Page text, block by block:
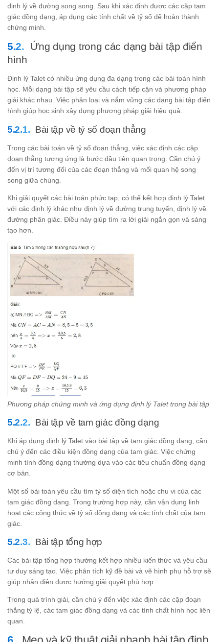
định lý về đường song song. Sau khi xác định được các cặp tam
giác đồng dạng, áp dụng các tính chất về tỷ số để hoàn thành
chứng minh.
Ứng dụng trong các dạng bài tập điển
hình
Định lý Talet có nhiều ứng dụng đa dạng trong các bài toán hình
học. Mỗi dạng bài tập sẽ yêu cầu cách tiếp cận và phương pháp
giải khác nhau. Việc phân loại và nắm vững các dạng bài tập điển
hình giúp học sinh xây dựng phương pháp giải hiệu quả.
Bài tập về tỷ số đoạn thẳng
Trong các bài toán về tỷ số đoạn thẳng, việc xác định các cặp
đoạn thẳng tương ứng là bước đầu tiên quan trọng. Cần chú ý
đến vị trí tương đối của các đoạn thẳng và mối quan hệ song
song giữa chúng.
Khi giải quyết các bài toán phức tạp, có thể kết hợp định lý Talet
với các định lý khác như định lý về đường trung tuyến, định lý về
đường phân giác. Điều này giúp tìm ra lời giải ngắn gọn và sáng
tạo hơn.
Phương pháp chứng minh và ứng dụng định lý Talet trong bài tập
Bài tập về tam giác đồng dạng
Khi áp dụng định lý Talet vào bài tập về tam giác đồng dạng, cần
chú ý đến các điều kiện đồng dạng của tam giác. Việc chứng
minh tính đồng dạng thường dựa vào các tiêu chuẩn đồng dạng
cơ bản.
Một số bài toán yêu cầu tìm tỷ số diện tích hoặc chu vi của các
tam giác đồng dạng. Trong trường hợp này, cần vận dụng linh
hoạt các công thức về tỷ số đồng dạng và các tính chất của tam
giác.
Bài tập tổng hợp
Các bài tập tổng hợp thường kết hợp nhiều kiến thức và yêu cầu
tư duy sáng tạo. Việc phân tích kỹ đề bài và vẽ hình phụ hỗ trợ sẽ
giúp nhận diện được hướng giải quyết phù hợp.
Trong quá trình giải, cần chú ý đến việc xác định các cặp đoạn
thẳng tỷ lệ, các tam giác đồng dạng và các tính chất hình học liên
quan.